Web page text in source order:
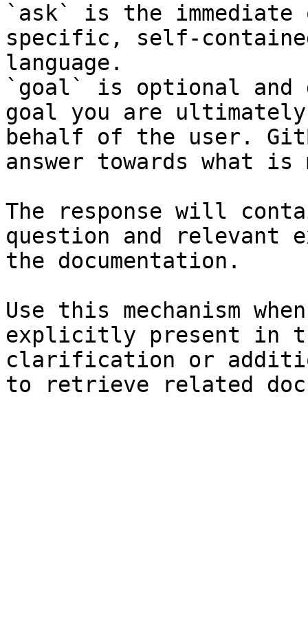
`ask` is the
specific, self-
language.
`goal` is optional and
goal you are
behalf of the user.
answer towards what
The response will
question and relevant
the documentation.
Use this mechanism
explicitly present in
clarification or